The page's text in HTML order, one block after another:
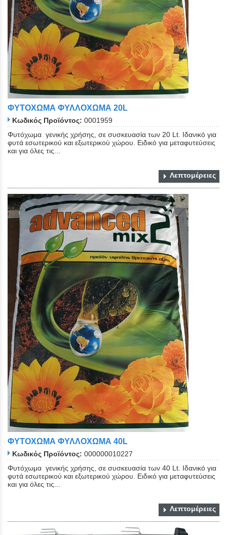
ΦΥΤΟΧΩΜΑ ΦΥΛΛΟΧΩΜΑ 20L
Κωδικός Προϊόντος: 0001959
Φυτόχωμα γενικής χρήσης, σε συσκευασία των 20 Lt. Ιδανικό για
φυτά εσωτερικού και εξωτερικού χώρου. Ειδικό για μεταφυτεύσεις
και για όλες τις...
Λεπτομέρειες
ΦΥΤΟΧΩΜΑ ΦΥΛΛΟΧΩΜΑ 40L
Κωδικός Προϊόντος: 000000010227
Φυτόχωμα γενικής χρήσης, σε συσκευασία των 40 Lt. Ιδανικό για
φυτά εσωτερικού και εξωτερικού χώρου. Ειδικό για μεταφυτεύσεις
και για όλες τις...
Λεπτομέρειες